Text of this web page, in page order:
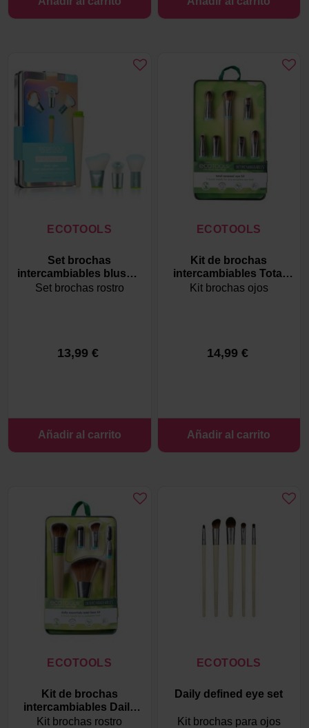
ECOTOOLS
Set brochas
intercambiables blush +
glow de Ecotools
Set brochas rostro
13,99 €
Añadir al carrito
ECOTOOLS
Kit de brochas
intercambiables Total
Renewal Eye
Kit brochas ojos
14,99 €
Añadir al carrito
ECOTOOLS
Kit de brochas
intercambiables Daily
Essentials Total Face
Kit brochas rostro
ECOTOOLS
Daily defined eye set
Kit brochas para ojos